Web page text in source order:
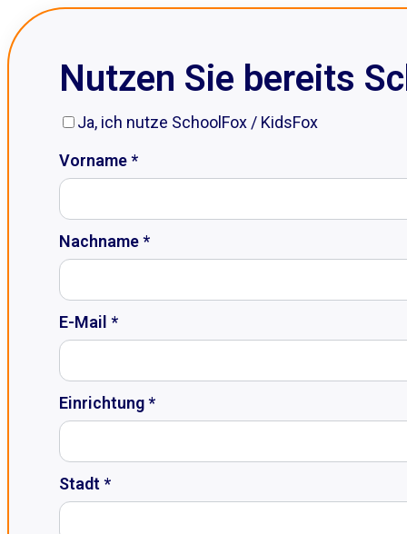
Nutzen Sie bereits
Ja, ich nutze SchoolFox / KidsFox
Vorname *
Nachname *
E-Mail *
Einrichtung *
Stadt *